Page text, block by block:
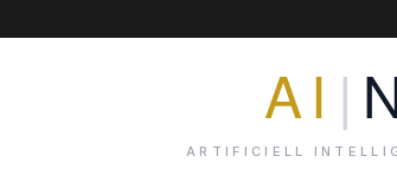
AI |
ARTIFICIELL